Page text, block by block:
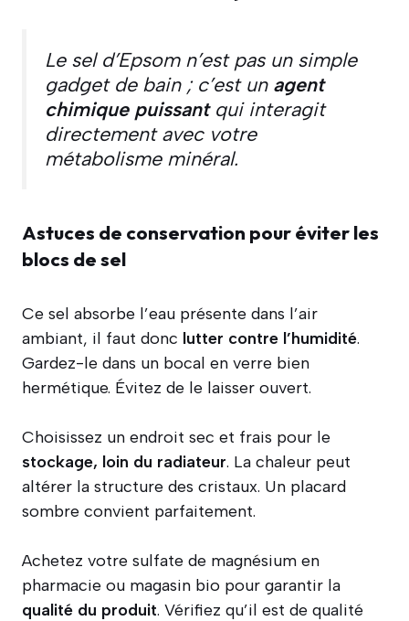
Le sel d’Epsom n’est pas un simple
gadget de bain ; c’est un agent
chimique puissantqui interagit
directement avec votre
métabolisme minéral.
Astuces de conservation pour éviter les
blocs de sel
Ce sel absorbe l’eau présente dans l’air
ambiant, il faut donc lutter contre l’humidité.
Gardez-le dans un bocal en verre bien
hermétique. Évitez de le laisser ouvert.
Choisissez un endroit sec et frais pour le
stockage, loin du radiateur. La chaleur peut
altérer la structure des cristaux. Un placard
sombre convient parfaitement.
Achetez votre sulfate de magnésium en
pharmacie ou magasin bio pour garantir la
qualité du produit. Vérifiez qu’il est de qualité